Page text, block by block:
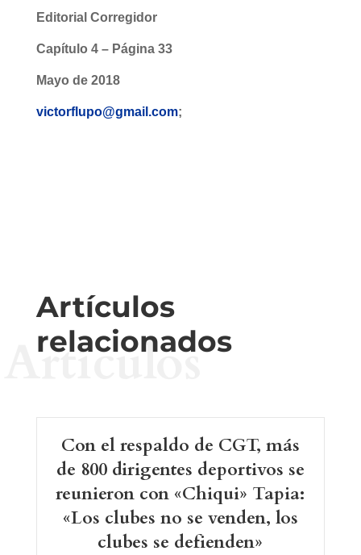
Editorial Corregidor
Capítulo 4 – Página 33
Mayo de 2018
victorflupo@gmail.com;
Artículos
relacionados
Artículos
Con el respaldo de CGT, más
de 800 dirigentes deportivos se
reunieron con «Chiqui» Tapia:
«Los clubes no se venden, los
clubes se defienden»